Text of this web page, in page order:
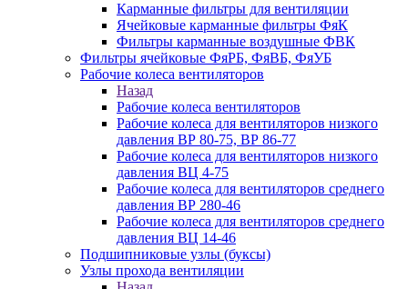
Карманные фильтры для вентиляции
Ячейковые карманные фильтры ФяК
Фильтры карманные воздушные ФВК
Фильтры ячейковые ФяРБ, ФяВБ, ФяУБ
Рабочие колеса вентиляторов
Назад
Рабочие колеса вентиляторов
Рабочие колеса для вентиляторов низкого
давления ВР 80-75, ВР 86-77
Рабочие колеса для вентиляторов низкого
давления ВЦ 4-75
Рабочие колеса для вентиляторов среднего
давления ВР 280-46
Рабочие колеса для вентиляторов среднего
давления ВЦ 14-46
Подшипниковые узлы (буксы)
Узлы прохода вентиляции